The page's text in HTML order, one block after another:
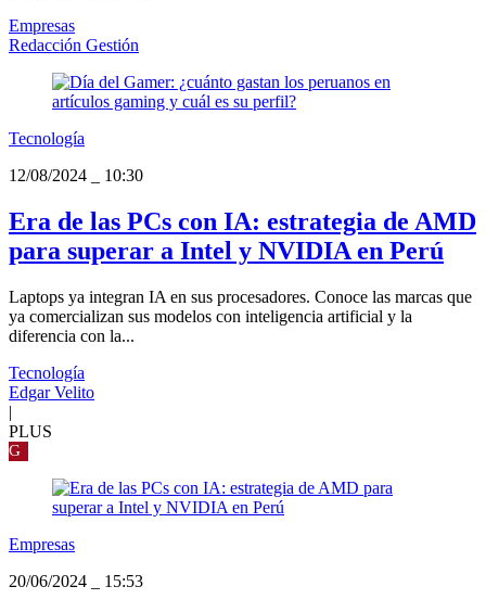
Empresas
Redacción Gestión
Tecnología
12/08/2024
10:30
Era de las PCs con IA: estrategia de AMD
para superar a Intel y NVIDIA en Perú
Laptops ya integran IA en sus procesadores. Conoce las marcas que
ya comercializan sus modelos con inteligencia artificial y la
diferencia con la...
Tecnología
Edgar Velito
|
PLUS
G
Empresas
20/06/2024
15:53